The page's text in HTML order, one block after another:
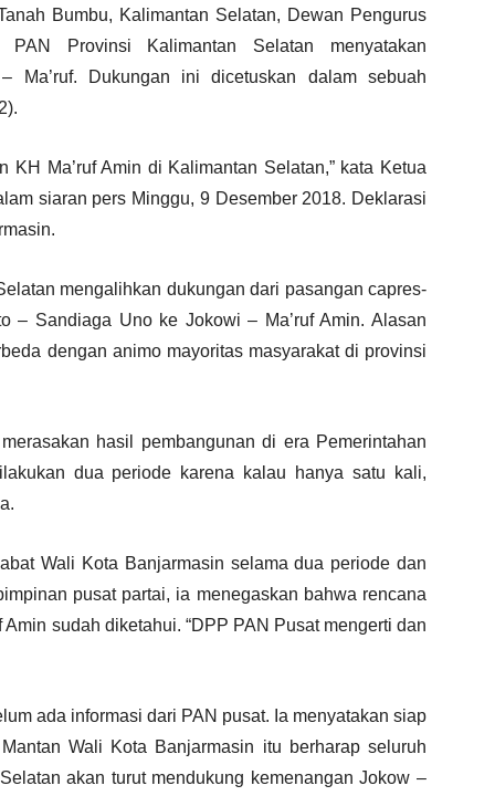
Bumbu, Kalimantan Selatan, Dewan Pengurus
Provinsi Kalimantan Selatan menyatakan
Ma’ruf. Dukungan ini dicetuskan dalam sebuah
KH Ma’ruf Amin di Kalimantan Selatan,” kata Ketua
siaran pers Minggu, 9 Desember 2018. Deklarasi
mengalihkan dukungan dari pasangan capres-
– Sandiaga Uno ke Jokowi – Ma’ruf Amin. Alasan
dengan animo mayoritas masyarakat di provinsi
hasil pembangunan di era Pemerintahan
dua periode karena kalau hanya satu kali,
Wali Kota Banjarmasin selama dua periode dan
pusat partai, ia menegaskan bahwa rencana
sudah diketahui. “DPP PAN Pusat mengerti dan
ada informasi dari PAN pusat. Ia menyatakan siap
Wali Kota Banjarmasin itu berharap seluruh
akan turut mendukung kemenangan Jokow –